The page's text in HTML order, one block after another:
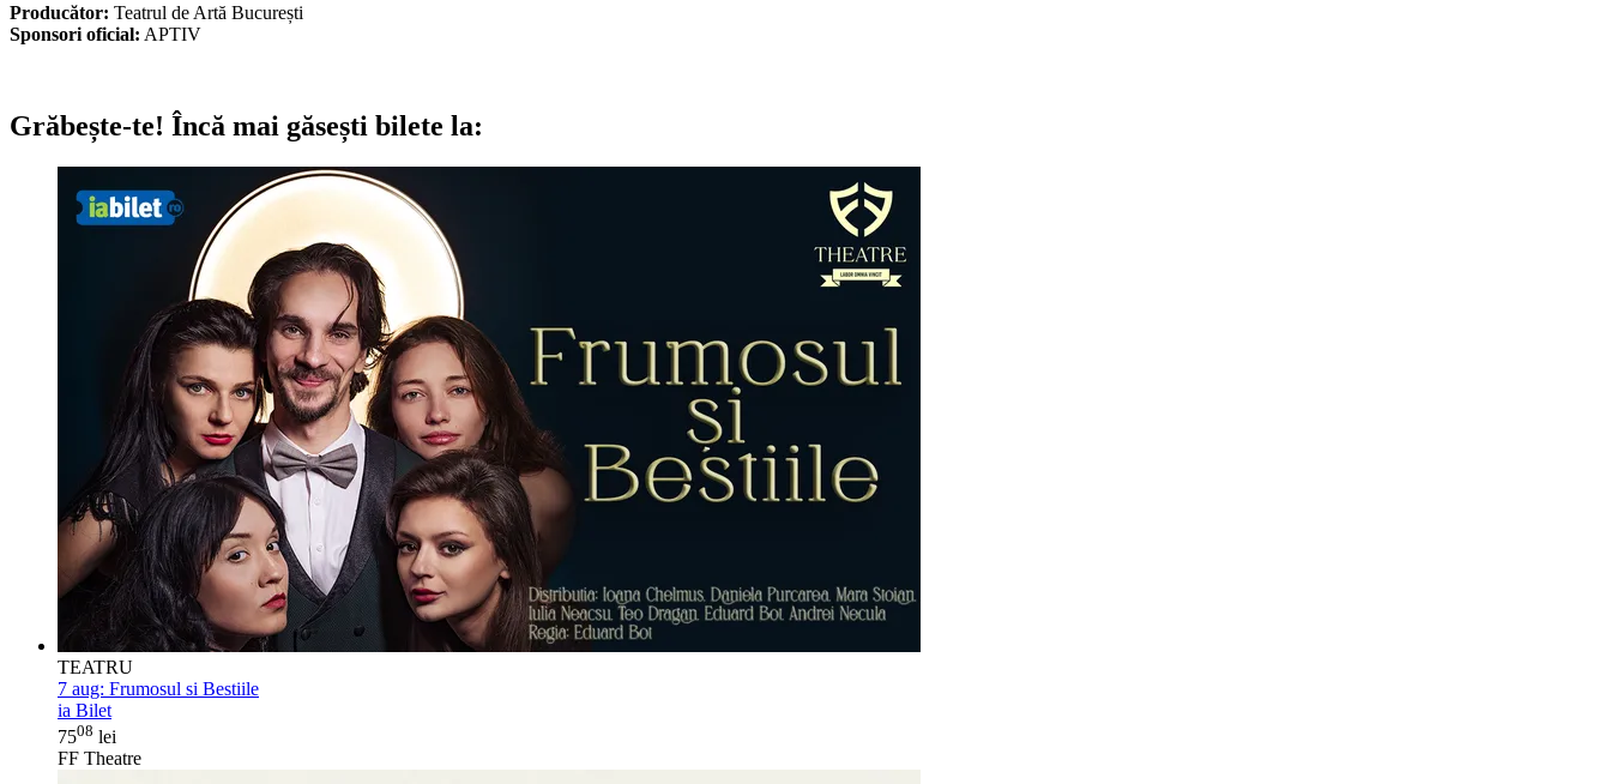
Producător: Teatrul de Artă București
Sponsori oficial: APTIV
Grăbește-te! Încă mai găsești bilete la:
TEATRU
7 aug: Frumosul si Bestiile
ia Bilet
7508 lei
FF Theatre